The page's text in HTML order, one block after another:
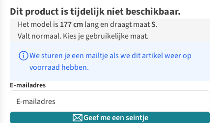
Dit product is tijdelijk niet beschikbaar.
Het model is 177 cmlang en draagt maatS.
Valt normaal. Kies je gebruikelijke maat.
We sturen je een mailtje als we dit artikel weer op
voorraad hebben.
E-mailadres
Geef me een seintje